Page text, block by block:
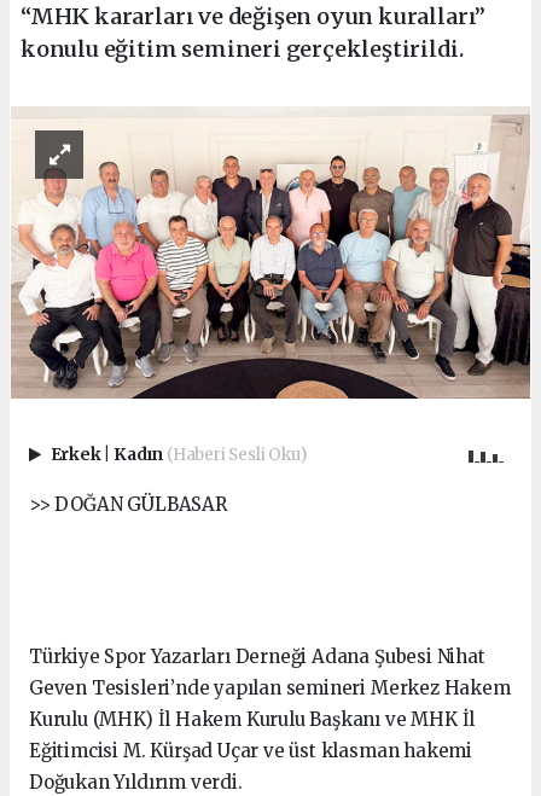
“MHK kararları ve değişen oyun kuralları”
konulu eğitim semineri gerçekleştirildi.
Erkek Kadın (Haberi Sesli Oku)
>> DOĞAN GÜLBASAR
Türkiye Spor Yazarları Derneği Adana Şubesi Nihat
Geven Tesisleri’nde yapılan semineri Merkez Hakem
Kurulu (MHK) İl Hakem Kurulu Başkanı ve MHK İl
Eğitimcisi M. Kürşad Uçar ve üst klasman hakemi
Doğukan Yıldırım verdi.